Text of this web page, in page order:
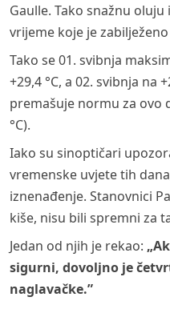
Gaulle. Tako snažnu
vrijeme koje je
Tako se 01. svibnja
+29,4 °C, a 02. svibnja na
premašuje normu za ovo
°C).
Iako su sinoptičari
vremenske uvjete tih
iznenađenje. Stanovnici
kiše, nisu bili spremni za
Jedan od njih je rekao:
sigurni, dovoljno je
naglavačke.”